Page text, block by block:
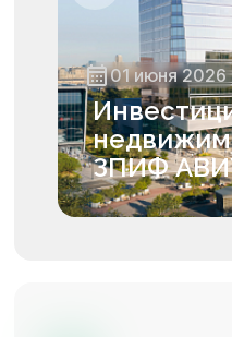
01 июня 2026
ЗПИФ